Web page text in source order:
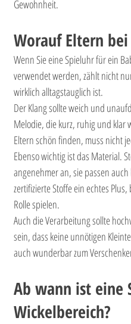
Gewohnheit.
Worauf Eltern
Wenn Sie eine Spieluhr für ein
verwendet werden, zählt nicht
wirklich alltagstauglich ist.
Der Klang sollte weich und
Melodie, die kurz, ruhig und klar
Eltern schön finden, muss nicht
Ebenso wichtig ist das Material.
angenehmer an, sie passen
zertifizierte Stoffe ein echtes
Rolle spielen.
Auch die Verarbeitung sollte
sein, dass keine unnötigen
auch wunderbar zum
Ab wann ist eine
Wickelbereich?